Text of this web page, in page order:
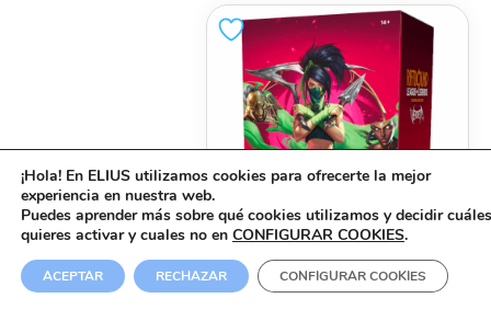
Vault Riftbound Vendetta
¡Hola! En ELIUS utilizamos cookies para ofrecerte la mejor
experiencia en nuestra web.
Puedes aprender más sobre qué cookies utilizamos y decidir cuáles
quieres activar y cuales no en CONFIGURAR COOKIES.
ACEPTAR RECHAZAR CONFIGURAR COOKIES